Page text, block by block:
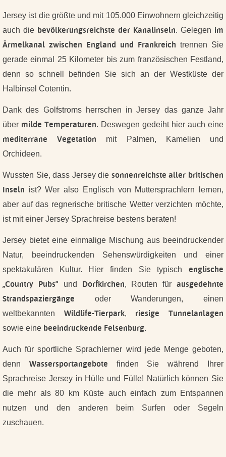
Jersey ist die größte und mit 105.000 Einwohnern gleichzeitig
auch die bevölkerungsreichste der Kanalinseln. Gelegen im
Ärmelkanal zwischen England und Frankreich trennen Sie
gerade einmal 25 Kilometer bis zum französischen Festland,
denn so schnell befinden Sie sich an der Westküste der
Halbinsel Cotentin.
Dank des Golfstroms herrschen in Jersey das ganze Jahr
über milde Temperaturen. Deswegen gedeiht hier auch eine
mediterrane Vegetation mit Palmen, Kamelien und
Orchideen.
Wussten Sie, dass Jersey die sonnenreichste aller britischen
Inseln ist?Wer also Englisch von Muttersprachlern lernen,
aber auf das regnerische britische Wetter verzichten möchte,
ist mit einer Jersey Sprachreise bestens beraten!
Jersey bietet eine einmalige Mischung aus beeindruckender
Natur, beeindruckenden Sehenswürdigkeiten und einer
spektakulären Kultur. Hier finden Sie typischenglische
„Country Pubs“und Dorfkirchen, Routen fürausgedehnte
Strandspaziergänge oder Wanderungen, einen
weltbekannten Wildlife-Tierpark, riesige Tunnelanlagen
sowie eine beeindruckende Felsenburg.
Auch für sportliche Sprachlerner wird jede Menge geboten,
denn Wassersportangebote finden Sie während Ihrer
Sprachreise Jersey in Hülle und Fülle! Natürlich können Sie
die mehr als 80 km Küste auch einfach zum Entspannen
nutzen und den anderen beim Surfen oder Segeln
zuschauen.